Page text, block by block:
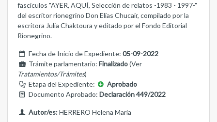
fascículos "AYER, AQUÍ, Selección de relatos -1983 - 1997-"
del escritor rionegrino Don Elías Chucair, compilado por la
escritora Julia Chaktoura y editado por el Fondo Editorial
Rionegrino.
Fecha de Inicio de Expediente: 05-09-2022
Trámite parlamentario: Finalizado(Ver
Tratamientos/Trámites)
Etapa del Expediente:
Aprobado
Documento Aprobado: Declaración 449/2022
Autor/es:HERRERO Helena María